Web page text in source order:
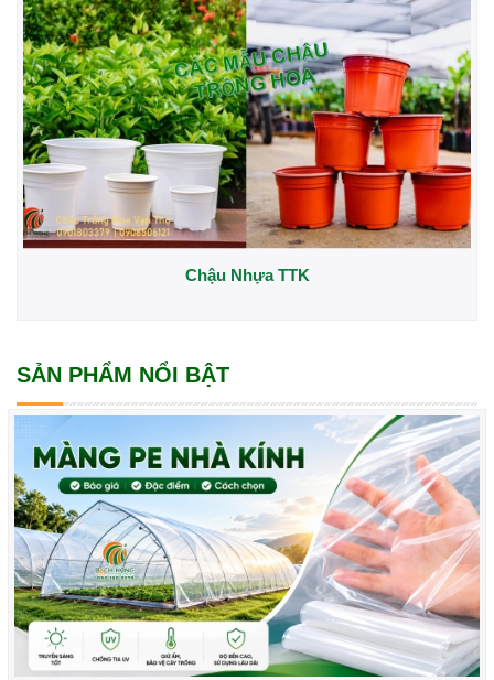
Chậu Nhựa TTK
SẢN PHẨM NỔI BẬT